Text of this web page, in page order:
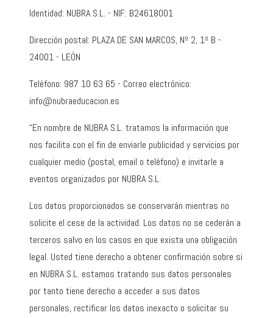
Identidad: NUBRA S.L. - NIF: B24618001
Dirección postal: PLAZA DE SAN MARCOS, Nº 2, 1º B -
24001 - LEÓN
Teléfono: 987 10 63 65 - Correo electrónico:
info@nubraeducacion.es
“En nombre de NUBRA S.L. tratamos la información que
nos facilita con el fin de enviarle publicidad y servicios por
cualquier medio (postal, email o teléfono) e invitarle a
eventos organizados por NUBRA S.L.
Los datos proporcionados se conservarán mientras no
solicite el cese de la actividad. Los datos no se cederán a
terceros salvo en los casos en que exista una obligación
legal. Usted tiene derecho a obtener confirmación sobre si
en NUBRA S.L. estamos tratando sus datos personales
por tanto tiene derecho a acceder a sus datos
personales, rectificar los datos inexacto o solicitar su